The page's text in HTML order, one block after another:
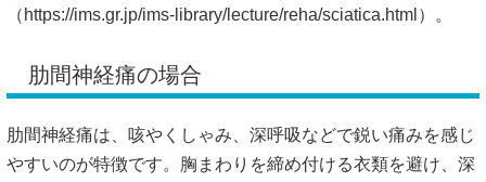
（ https://ims.gr.jp/ims-library/lecture/reha/sciatica.html）。
肋間神経痛の場合
肋間神経痛は、咳やくしゃみ、深呼吸などで鋭い痛みを感じ
やすいのが特徴です。胸まわりを締め付ける衣類を避け、深